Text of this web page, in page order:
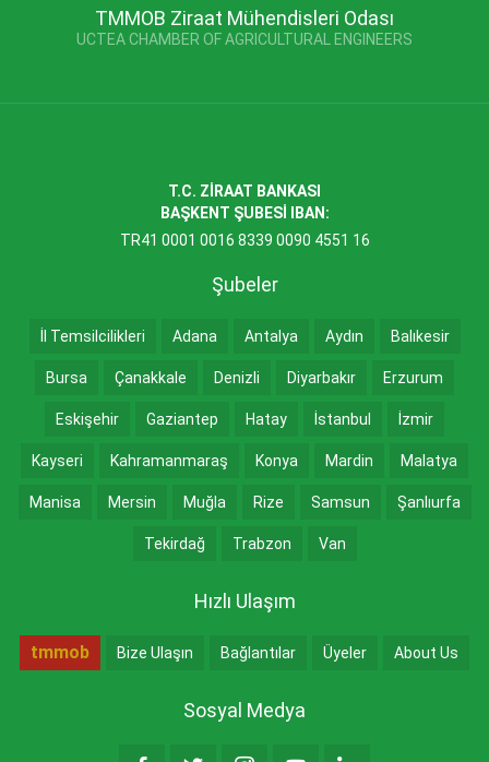
TMMOB Ziraat Mühendisleri Odası
UCTEA CHAMBER OF AGRICULTURAL ENGINEERS
T.C. ZİRAAT BANKASI
BAŞKENT ŞUBESİ IBAN:
TR41 0001 0016 8339 0090 4551 16
Şubeler
İl Temsilcilikleri Adana Antalya Aydın Balıkesir
Bursa Çanakkale Denizli Diyarbakır Erzurum
Eskişehir Gaziantep Hatay İstanbul İzmir
Kayseri Kahramanmaraş Konya Mardin Malatya
Manisa Mersin Muğla Rize Samsun Şanlıurfa
Tekirdağ Trabzon Van
Hızlı Ulaşım
tmmob Bize Ulaşın Bağlantılar Üyeler About Us
Sosyal Medya